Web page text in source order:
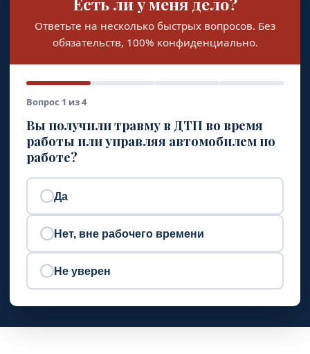
Ответьте на несколько быстрых вопросов. Без
обязательств, 100% конфиденциально.
Вопрос 1 из 4
Вы получили травму в ДТП во время
работы или управляя автомобилем по
работе?
Да
Нет, вне рабочего времени
Не уверен